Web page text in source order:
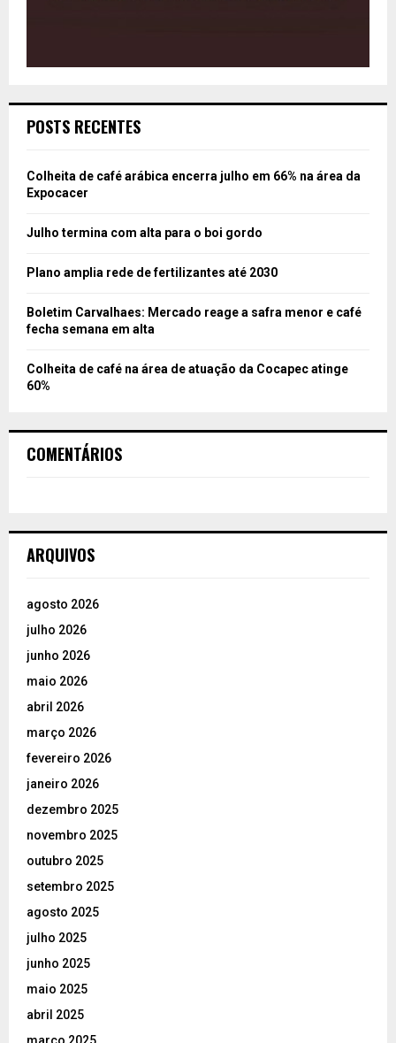
POSTS RECENTES
Colheita de café arábica encerra julho em 66% na área da
Expocacer
Julho termina com alta para o boi gordo
Plano amplia rede de fertilizantes até 2030
Boletim Carvalhaes: Mercado reage a safra menor e café
fecha semana em alta
Colheita de café na área de atuação da Cocapec atinge
60%
COMENTÁRIOS
ARQUIVOS
agosto 2026
julho 2026
junho 2026
maio 2026
abril 2026
março 2026
fevereiro 2026
janeiro 2026
dezembro 2025
novembro 2025
outubro 2025
setembro 2025
agosto 2025
julho 2025
junho 2025
maio 2025
abril 2025